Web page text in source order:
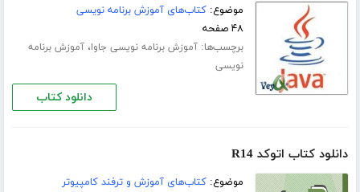
موضوع:کتاب‌های آموزش برنامه نویسی
۴۸ صفحه
برچسب‌ها:آموزش برنامه نویسی جاوا،آموزش برنامه
نویسی
دانلود کتاب
دانلود کتاب اتوکد R14
موضوع:کتاب‌های آموزش و ترفند کامپیوتر